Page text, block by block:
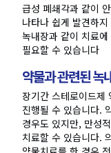
급성 폐쇄각과 같이
나타나 쉽게 발견하
녹내장과 같이 치료
필요할 수 있습니다
약물과 관련된 녹
장기간 스테로이드제
진행될 수 있습니다.
경우도 있지만, 만성
치료할 수 있습니다.